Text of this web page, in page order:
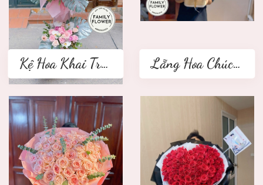
Kệ Hoa Khai Trương 2 tầng Lẵng Hoa Chúc Mừng